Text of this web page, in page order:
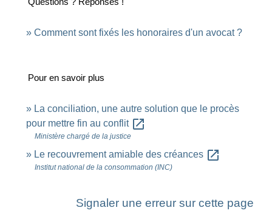
Comment sont fixés les honoraires d'un avocat ?
Pour en savoir plus
La conciliation, une autre solution que le procès
pour mettre fin au conflit open_in_new
Ministère chargé de la justice
Le recouvrement amiable des créances open_in_new
Institut national de la consommation (INC)
Signaler une erreur sur cette page